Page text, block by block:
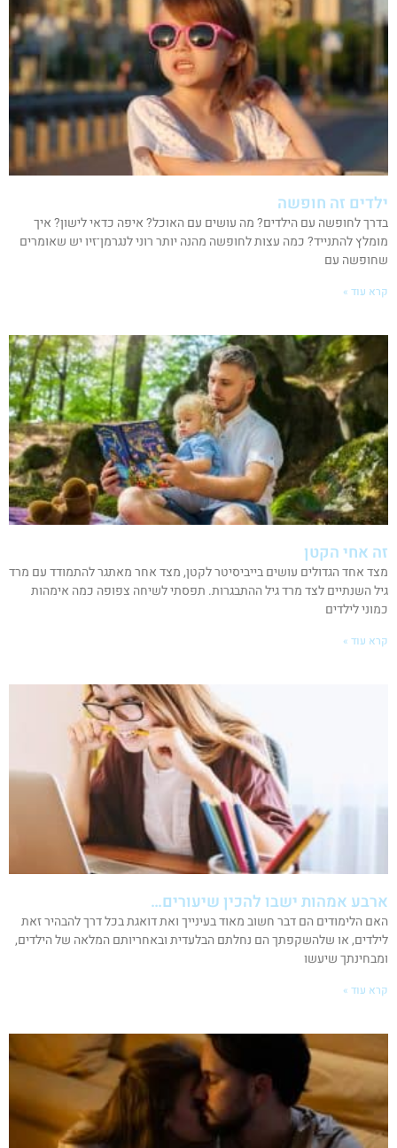
ילדים זה חופשה
בדרך לחופשה עם הילדים? מה עושים עם האוכל? איפה כדאי לישון? איך
מומלץ להתנייד? כמה עצות לחופשה מהנה יותר רוני לנגרמן־זיו יש שאומרים
שחופשה עם
קרא עוד »
זה אחי הקטן
מצד אחד הגדולים עושים בייביסיטר לקטן, מצד אחר מאתגר להתמודד עם מרד
גיל השנתיים לצד מרד גיל ההתבגרות. תפסתי לשיחה צפופה כמה אימהות
כמוני לילדים
קרא עוד »
ארבע אמהות ישבו להכין שיעורים…
האם הלימודים הם דבר חשוב מאוד בעינייך ואת דואגת בכל דרך להבהיר זאת
לילדים, או שלהשקפתך הם נחלתם הבלעדית ובאחריותם המלאה של הילדים,
ומבחינתך שיעשו
קרא עוד »